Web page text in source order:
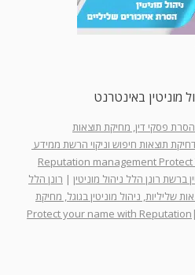
מוניטין באינטרנט
הסרת פסקי דין, מחיקת תוצאות
תוצאות חיפוש וניקוי הרשת ממידע
Reputation management Protect
ברשת רונן הלל ניהול מוניטין | רונן הלל
שליליות, ניהול מוניטין בגוגל, מחיקת
|
Protect your name with Reputation